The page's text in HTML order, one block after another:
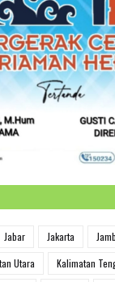
Jabar Jakarta
Utara Kalimatan